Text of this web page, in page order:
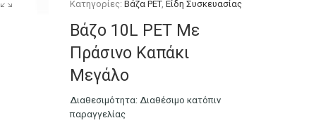
Κατηγορίες:Βάζα PET,Είδη Συσκευασίας
Βάζο 10L PET Με
Πράσινο Καπάκι
Μεγάλo
Διαθεσιμότητα:Διαθέσιμο κατόπιν
παραγγελίας